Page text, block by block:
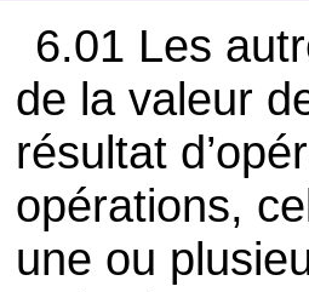
6.01 Les
de la valeur
résultat
opérations,
une ou